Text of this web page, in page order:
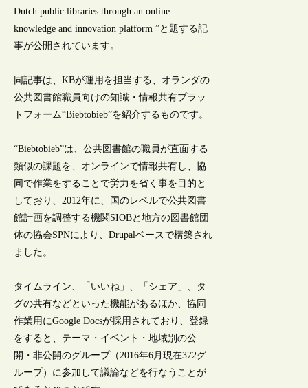
Dutch public libraries through an online
knowledge and innovation platform ”と題する記
事が公開されています。
同記事は、KBが運用を担当する、オランダの
公共図書館職員向けの知識・情報共有プラッ
トフォーム“Biebtobieb”を紹介するものです。
“Biebtobieb”は、公共図書館の職員が直面する
類似の課題を、オンラインで情報共有し、協
同で作業をすることで労力を省く事を目的と
しており、2012年に、国のレベルで公共図書
館計画を調整する機関SIOBと地方の図書館団
体の協会SPNにより、Drupalベースで構築され
ました。
タイムライン、「いいね」、「シェア」、タ
グの共有などといった機能があるほか、協同
作業用にGoogle Docsが採用されており、登録
をすると、テーマ・イベント・地域別の公
開・非公開のグループ（2016年6月現在372グ
ループ）に参加して議論などを行なうことが